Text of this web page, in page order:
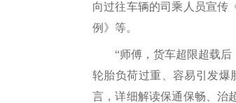
向过往车辆的司乘人员宣传
例 》 等。
“师傅，货车超限超载
轮胎负荷过重、容易引发
言，详细解读保通保畅、治